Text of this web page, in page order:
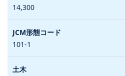
14,300
101-1